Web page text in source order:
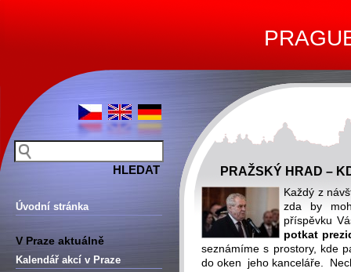
Úvodní stránka
V Praze aktuálně
Kalendář akcí v Praze
PRAŽSKÝ HRAD –
Každý z
zda by
příspěvku
potkat
seznámíme s prostory, kde
do oken jeho kanceláře.